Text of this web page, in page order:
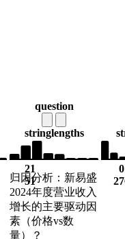
question
stringlengths
21
51
0
归因分析：新易盛
2024年度营业收入
增长的主要驱动因
素（价格vs数
量）？